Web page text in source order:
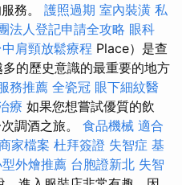
務。 護照過期 室內裝潢 私
法人登記申請全攻略 眼科
中肩頸放鬆療程 Place）是查
的歷史意識的最重要的地方
務推薦 全瓷冠 眼下細紋醫
療 如果您想嘗試優質的飲
調酒之旅。 食品機械 適合
家檔案 杜拜簽證 失智症 基
外燴推薦 台胞證新北 失智